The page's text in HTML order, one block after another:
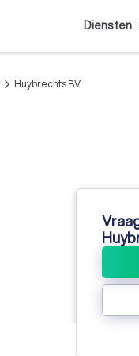
Diensten
arrow_forward_ios Huybrechts BV